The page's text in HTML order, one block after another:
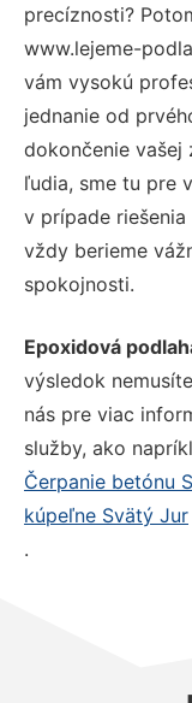
precíznosti?
www.lejeme-
vám vysokú
jednanie od
dokončenie vašej
ľudia, sme tu pre
v prípade
vždy berieme
spokojnosti.
Epoxidová
výsledok
nás pre viac
služby, ako
Čerpanie betónu
kúpeľne Svätý Jur
.